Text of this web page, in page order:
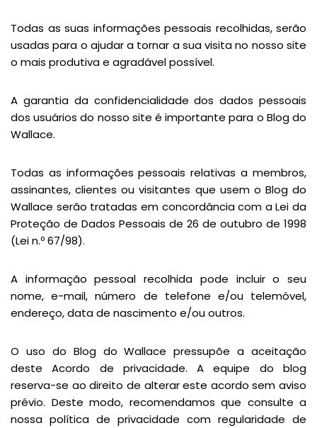
Todas as suas informações pessoais recolhidas, serão
usadas para o ajudar a tornar a sua visita no nosso site
o mais produtiva e agradável possível.
A garantia da confidencialidade dos dados pessoais
dos usuários do nosso site é importante para o Blog do
Wallace.
Todas as informações pessoais relativas a membros,
assinantes, clientes ou visitantes que usem o Blog do
Wallace serão tratadas em concordância com a Lei da
Proteção de Dados Pessoais de 26 de outubro de 1998
(Lei n.º 67/98).
A informação pessoal recolhida pode incluir o seu
nome, e-mail, número de telefone e/ou telemóvel,
endereço, data de nascimento e/ou outros.
O uso do Blog do Wallace pressupõe a aceitação
deste Acordo de privacidade. A equipe do blog
reserva-se ao direito de alterar este acordo sem aviso
prévio. Deste modo, recomendamos que consulte a
nossa política de privacidade com regularidade de